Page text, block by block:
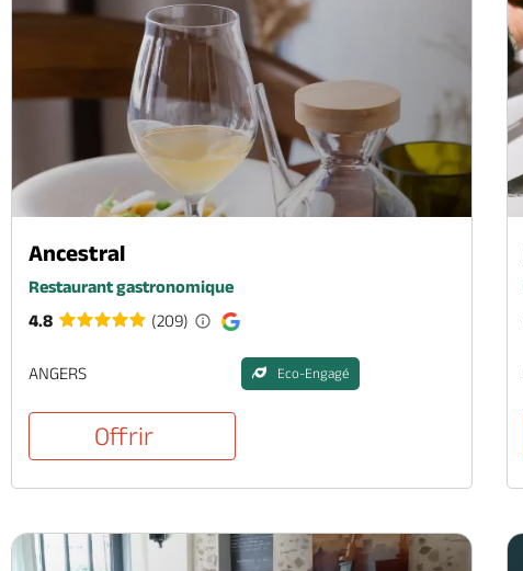
Ancestral
Restaurant gastronomique
4.8
(209)
ANGERS Eco-Engagé
Offrir